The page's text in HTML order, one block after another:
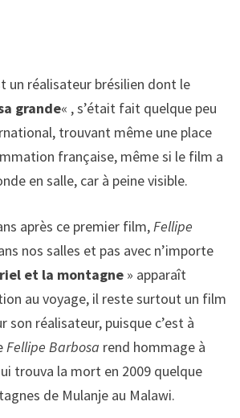
un réalisateur brésilien dont le
grande« , s’était fait quelque peu
trouvant même une place
française, même si le film a
en salle, car à peine visible.
après ce premier film,Fellipe
nos salles et pas avec n’importe
et la montagne» apparaît
au voyage, il reste surtout un film
son réalisateur, puisque c’est à
Fellipe Barbosa rend hommage à
trouva la mort en 2009 quelque
de Mulanje au Malawi.